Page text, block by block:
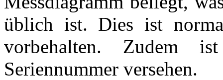
üblich ist. Dies ist
vorbehalten. Zudem
Seriennummer versehen.